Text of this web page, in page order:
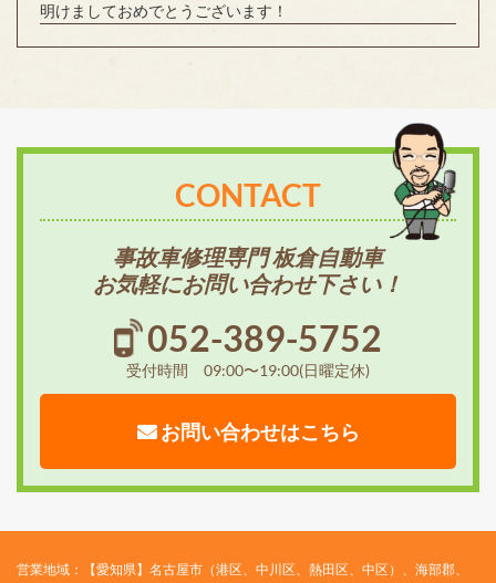
明けましておめでとうございます！
CONTACT
事故車修理専門 板倉自動車
お気軽にお問い合わせ下さい！
052-389-5752
受付時間 09:00〜19:00(日曜定休)
お問い合わせはこちら
営業地域：【愛知県】名古屋市（港区、中川区、熱田区、中区）、海部郡、